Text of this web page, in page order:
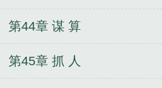
第44章 谋 算
第45章 抓 人